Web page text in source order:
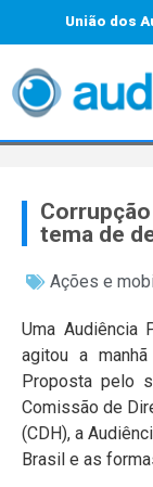
União dos
tema de
Ações e
Uma Audiência
agitou a
Proposta pelo
Comissão de
(CDH), a
Brasil e as